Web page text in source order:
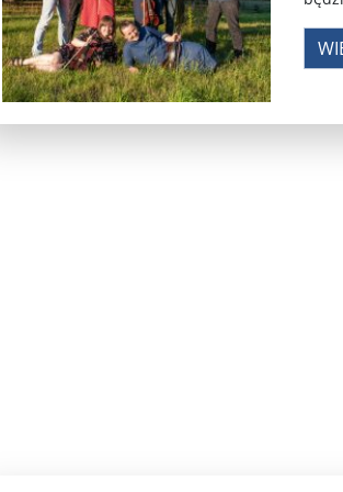
Nowe wytyczne dla pacjentów onkologicznych.
Donald Trump starł się w internecie z byłym